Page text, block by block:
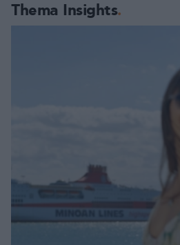
Thema Insights